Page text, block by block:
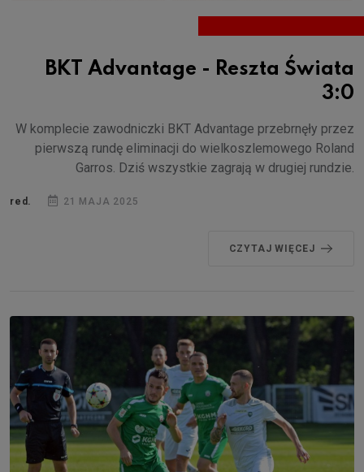
BKT Advantage - Reszta Świata
3:0
W komplecie zawodniczki BKT Advantage przebrnęły przez
pierwszą rundę eliminacji do wielkoszlemowego Roland
Garros. Dziś wszystkie zagrają w drugiej rundzie.
red. 21 MAJA 2025
CZYTAJ WIĘCEJ